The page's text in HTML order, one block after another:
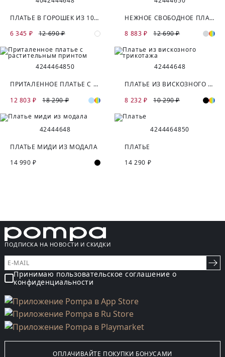
ПЛАТЬЕ В ГОРОШЕК ИЗ 100% ВИСКОЗЫ
6 345 ₽
12 690 ₽
НЕЖНОЕ СВОБОДНОЕ ПЛАТЬЕ С ЦВЕТОЧНЫМ ПРИНТОМ
8 883 ₽
12 690 ₽
4244464850
ПРИТАЛЕННОЕ ПЛАТЬЕ С РАСТИТЕЛЬНЫМ ПРИНТОМ
12 803 ₽
18 290 ₽
42444648
ПЛАТЬЕ ИЗ ВИСКОЗНОГО ТРИКОТАЖА
8 232 ₽
10 290 ₽
42444648
ПЛАТЬЕ МИДИ ИЗ МОДАЛА
14 990 ₽
4244464850
ПЛАТЬЕ
14 290 ₽
ПОДПИСКА НА НОВОСТИ И СКИДКИ
Принимаю пользовательское соглашение о
конфиденциальности
ОПЛАЧИВАЙТЕ ПОКУПКИ БОНУСАМИ